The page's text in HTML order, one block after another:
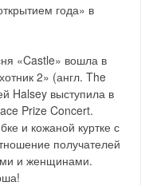
года» в
«Castle» вошла в
2» (англ. The
Halsey выступила в
Prize Concert.
и кожаной куртке с
получателей
и женщинами.